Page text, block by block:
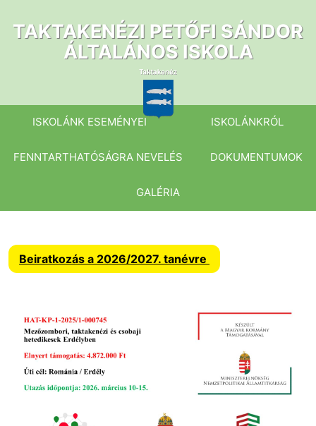
tartalomhoz
TAKTAKENÉZI PETŐFI SÁNDOR
ÁLTALÁNOS ISKOLA
ISKOLÁNK ESEMÉNYEI ISKOLÁNKRÓL
FENNTARTHATÓSÁGRA NEVELÉS DOKUMENTUMOK
GALÉRIA
Beiratkozás a 2026/2027. tanévre